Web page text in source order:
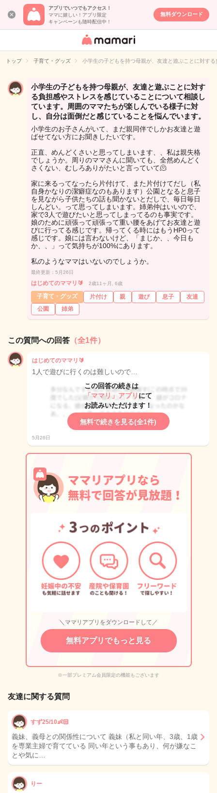
アプリでいつでもアクセス！
ママに嬉しい！アプリ限定
キャンペーンも随時配信中！
無料ダウンロード
女性専用匿名QA
イト
トップ 子育て・グッズ 小学生の子どもを持つ母親が、友達と遊ぶことに対す
小学生の子どもを持つ母親が、友達と遊ぶことに対す
る負担感やストレスを感じていることについて相談し
ています。周囲のママたちが楽しんでいる様子に対
し、自分は面倒だと感じていることを悩んでいます。
小学生のお子さんがいて、まだ親同伴でしかお友達と遊
ばせてない方にお聞きしたいです。
正直、めんどくさいと思ってしまいます、、私は親失格
でしょうか。周りのママさんに聞いても、全然めんどく
さくない、むしろありがたいと言っていて🫠
家に来るってなったら片付けて、また片付けてだし（私
自身かなりの潔癖症なのもあります）公園となると息子
を見ながら子供たちの話も聞かないとだしで、毎日毎日
しんどい。って思ってしまいます。姉弟仲はいいので、
家で3人で遊びたいと思ってしまってるのも事実です。
娘のために頑張って頑張って重い腰をあげてお友達と遊
びに行ってる感じです。帰ってくる時にはもうHP0って
感じです。娘には言わないけど、「まじか、、今日も
か、、」って気持ちが100%にあります。
私のようなママはいないのでしょうか。
最終更新：5月26日
はじめてのママリ🔰 2歳11ヶ月, 6歳
子育て・グッズ 片付け 親 遊び 息子
友達
公園
姉弟
この質問への回答 （全1件）
はじめてのママリ🔰
1人で遊びに行くのは難しいので…
この回答の続きは
「ママリ」アプリ にて
お読みいただけます！
無料で続きを見る(全1件)
5月26日
＼ママリアプリをダウンロードして／
無料アプリでもっと見る
※一部プレミアム会員限定の機能もございます
友達に関する質問
すず25/10👶🏻
義妹、義母との関係性について 義妹（私と同い年、3歳、1歳
を専業主婦で育てている 同い年という事もあり、何が嫌なこ
とや気に…
りー